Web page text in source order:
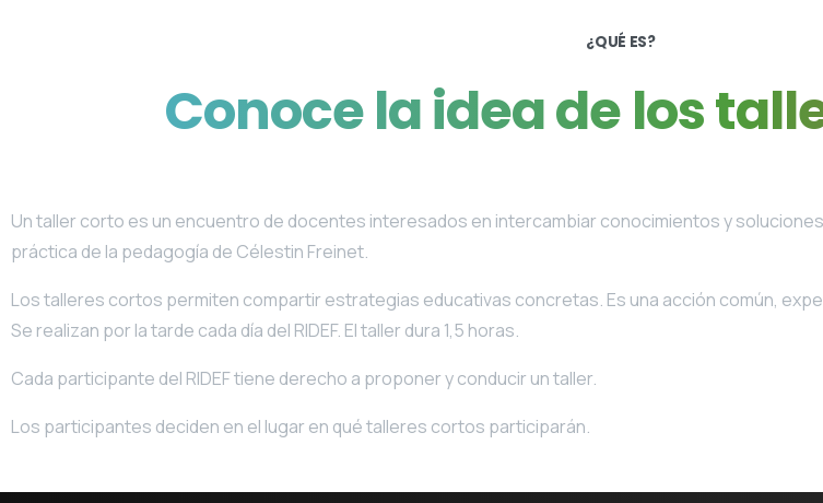
¿QUÉ ES?
Conocelaideadelos
Un taller corto es un encuentro de docentes interesados en intercambiar conocimientos y
práctica de la pedagogía de Célestin Freinet.
Los talleres cortos permiten compartir estrategias educativas concretas. Es una acción común,
Se realizan por la tarde cada día del RIDEF. El taller dura 1,5 horas.
Cada participante del RIDEF tiene derecho a proponer y conducir un taller.
Los participantes deciden en el lugar en qué talleres cortos participarán.